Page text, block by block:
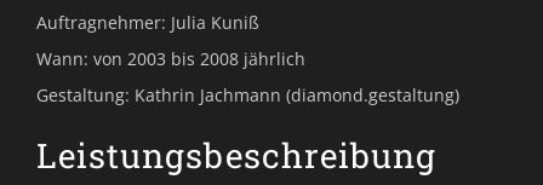
Auftragnehmer: Julia Kuniß
Wann: von 2003 bis 2008 jährlich
Gestaltung: Kathrin Jachmann (diamond.gestaltung)
Leistungsbeschreibung